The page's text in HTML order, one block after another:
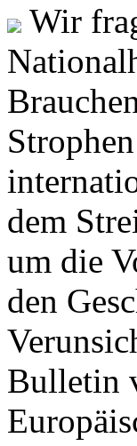
Wir
dem
um die
den
Bulletin